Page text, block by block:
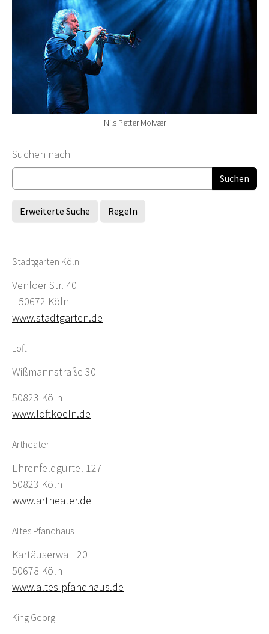
Nils Petter Molvær
Suchformular
Suchen nach
Erweiterte Suche Regeln
Stadtgarten Köln
Venloer Str. 40
50672 Köln
www.stadtgarten.de
Loft
Wißmannstraße 30
50823 Köln
www.loftkoeln.de
Artheater
Ehrenfeldgürtel 127
50823 Köln
www.artheater.de
Altes Pfandhaus
Kartäuserwall 20
50678 Köln
www.altes-pfandhaus.de
King Georg